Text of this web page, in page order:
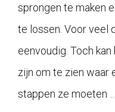
sprongen te maken
te lossen. Voor veel
eenvoudig. Toch
zijn om te zien waar
stappen ze moeten …